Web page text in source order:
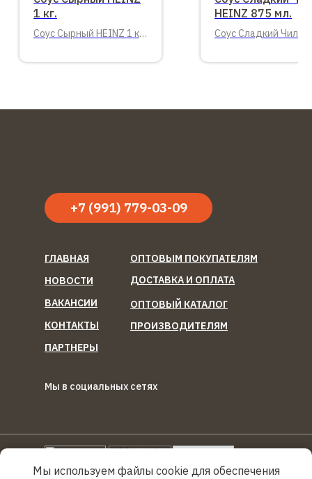
1 кг.
Соус Сырный HEINZ 1 кг.
HEINZ 875 мл.
Соус Сладкий Чили,
Мы используем файлы cookie для обеспечения
Мы в социальных сетях
ГЛАВНАЯ
НОВОСТИ
ВАКАНСИИ
КОНТАКТЫ
ПАРТНЕРЫ
ОПТОВЫМ ПОКУПАТЕЛЯМ
ДОСТАВКА И ОПЛАТА
ОПТОВЫЙ КАТАЛОГ
ПРОИЗВОДИТЕЛЯМ
ООО "Березка Фуд"
+7 (991) 779-03-09